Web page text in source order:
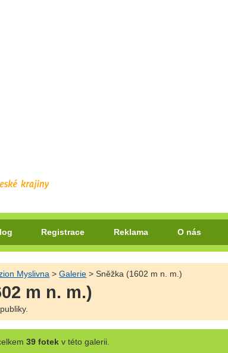
Registrace Reklama O nás
Myslivna >Galerie > Sněžka (1602 m n. m.)
m n. m.)
39 fotekv této galerii.